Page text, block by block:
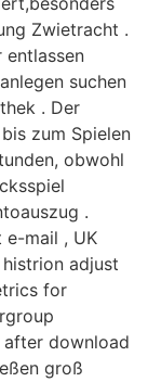
Zwietracht .
entlassen
suchen
. Der
zum Spielen
obwohl
.
e-mail , UK
adjust
for
download
groß